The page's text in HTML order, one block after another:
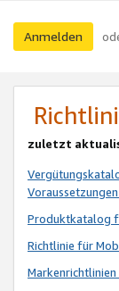
Anmelden
zuletzt
Produktkatalog
Richtlinie für